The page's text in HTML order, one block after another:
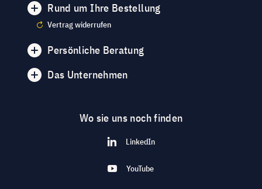
Rund um Ihre Bestellung
Vertrag widerrufen
Persönliche Beratung
Das Unternehmen
Wo sie uns noch finden
LinkedIn
YouTube